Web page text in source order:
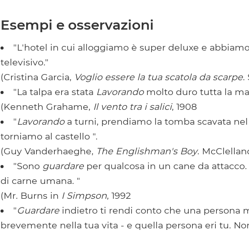
Esempi e osservazioni
"L'hotel in cui alloggiamo è super deluxe e
televisivo."
(Cristina Garcia, Voglio essere la tua scatola da scarpe.
"La talpa era stata Lavorandomolto duro tutta la
(Kenneth Grahame, Il vento tra i salici, 1908
"Lavorando a turni, prendiamo la tomba scavata
torniamo al castello ".
(Guy Vanderhaeghe, The Englishman's Boy.
"Sono guardareper qualcosa in un cane da
di carne umana. "
(Mr. Burns in I Simpson, 1992
"Guardareindietro ti rendi conto che una persona
brevemente nella tua vita - e quella persona eri tu.